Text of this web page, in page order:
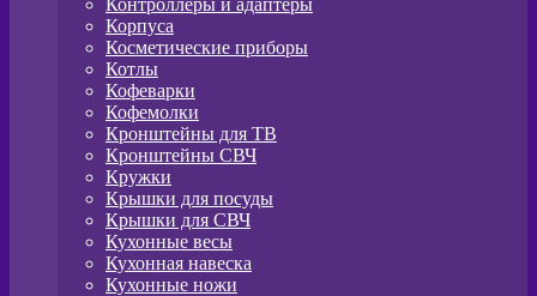
Контроллеры и адаптеры
Корпуса
Косметические приборы
Котлы
Кофеварки
Кофемолки
Кронштейны для ТВ
Кронштейны СВЧ
Кружки
Крышки для посуды
Крышки для СВЧ
Кухонные весы
Кухонная навеска
Кухонные ножи